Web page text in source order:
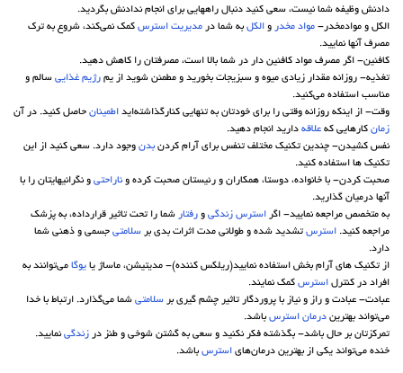
دادنش وظیفه شما نیست، سعی کنید دنبال راههایی برای انجام ندادنش بگردید.
الکل و موادمخدر- مواد مخدر و الکل به شما در مدیریت استرس کمک نمی‌کند، شروع به ترک
مصرف آنها نمایید.
کافئین- اگر مصرف مواد کافئین دار در شما بالا است، مصرفتان را کاهش دهید.
تغذیه- روزانه مقدار زیادی میوه و سبزیجات بخورید و مطمئن شوید از یم رژیم غذایی سالم و
مناسب استفاده می‌کنید.
وقت- از اینکه روزانه وقتی را برای خودتان به تنهایی کنارگذاشته‌اید اطمینان حاصل کنید. در آن
زمان کارهایی که علاقه دارید انجام دهید.
نفس کشیدن- چندین تکنیک مختلف تنفس برای آرام کردن بدن وجود دارد. سعی کنید از این
تکنیک ها استفاده کنید.
صحبت کردن- با خانواده، دوستا، همکاران و رئیستان صحبت کرده و ناراحتی و نگرانیهایتان را با
آنها درمیان گذارید.
به متخصص مراجعه نمایید- اگر استرس زندگی و رفتار شما را تحت تاثیر قرارداده، به پزشک
مراجعه کنید. استرس تشدید شده و طولانی مدت اثرات بدی بر سلامتی جسمی و ذهنی شما
دارد.
از تکنیک های آرام بخش استفاده نمایید(ریلکس کننده)- مدیتیشن، ماساژ یا یوگا می‌توانند به
افراد در کنترل استرس کمک نمایند.
عبادت- عبادت و راز و نیاز با پروردگار تاثیر چشم گیری بر سلامتی شما می‌گذارد. ارتباط با خدا
می‌تواند بهترین درمان استرس باشد.
تمرکزتان بر حال باشد- بگذشته فکر نکنید و سعی به گشتن شوخی و طنز در زندگی نمایید.
خنده می‌تواند یکی از بهترین درمان‌های استرس باشد.